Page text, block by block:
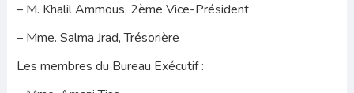
– M. Khalil Ammous, 2ème Vice-Président
– Mme. Salma Jrad, Trésorière
Les membres du Bureau Exécutif :